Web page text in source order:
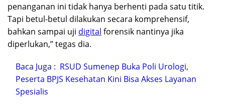
penanganan ini tidak hanya berhenti pada satu titik.
Tapi betul-betul dilakukan secara komprehensif,
bahkan sampai uji digital forensik nantinya jika
diperlukan,” tegas dia.
Baca Juga : RSUD Sumenep Buka Poli Urologi,
Peserta BPJS Kesehatan Kini Bisa Akses Layanan
Spesialis